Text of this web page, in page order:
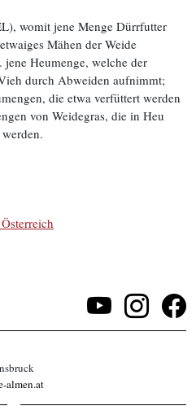
womit jene Menge Dürrfutter
Mähen der Weide
Heumenge, welche der
durch Abweiden aufnimmt;
die etwa verfüttert werden
von Weidegras, die in Heu
almen.at